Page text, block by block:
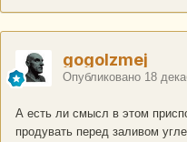
gogolzmej
Опубликовано 18
А есть ли смысл в этом
продувать перед заливом